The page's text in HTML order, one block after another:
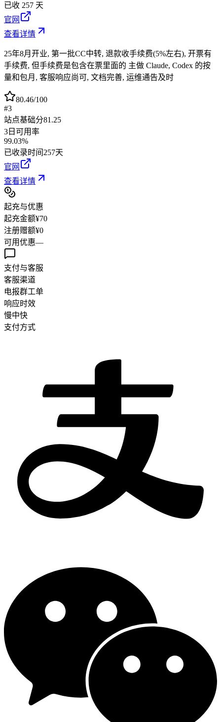
已收 257 天
官网
查看详情
25年8月开业, 第一批CC中转, 退款收手续费(5%左右), 开票有
手续费, 但手续费是包含在票里面的 主做 Claude, Codex 的按
量和包月, 客服响应尚可, 文档完善, 运维通告及时
80.46/100
#3
站点基础分81.25
3日可用率
99.03%
已收录时间 257天
官网
查看详情
起充与优惠
起充金额¥70
注册赠额¥0
可用优惠—
支付与客服
客服渠道
电报群工单
响应时效
慢中快
支付方式